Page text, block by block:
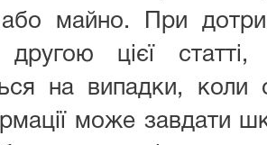
майно. При
другою цієї
на випадки, коли
може завдати